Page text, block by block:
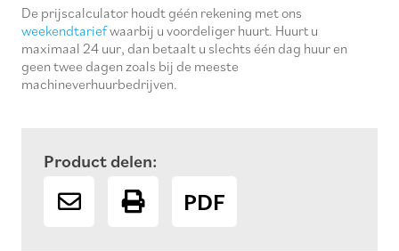
De prijscalculator houdt géén rekening met ons
weekendtariefwaarbij u voordeliger huurt. Huurt u
maximaal 24 uur, dan betaalt u slechts één dag huur en
geen twee dagen zoals bij de meeste
machineverhuurbedrijven.
Product delen:
PDF